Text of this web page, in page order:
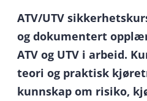
ATV/UTV
og dokumentert
ATV og UTV i arbeid.
teori og praktisk
kunnskap om risiko,